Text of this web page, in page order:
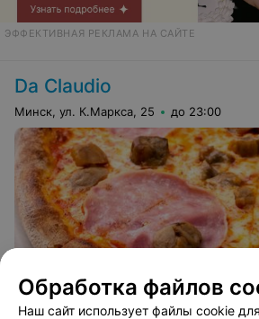
ЭФФЕКТИВНАЯ РЕКЛАМА НА САЙТЕ
Da Claudio
Минск, ул. К.Маркса, 25 до 23:00
Обработка файлов
Наш сайт использует файлы cookie